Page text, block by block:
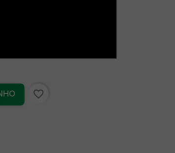
favorite_border